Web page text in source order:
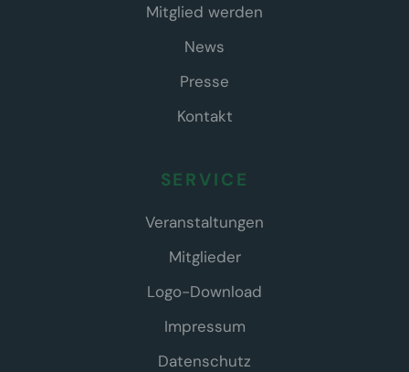
Mitglied werden
News
Presse
Kontakt
SERVICE
Veranstaltungen
Mitglieder
Logo-Download
Impressum
Datenschutz